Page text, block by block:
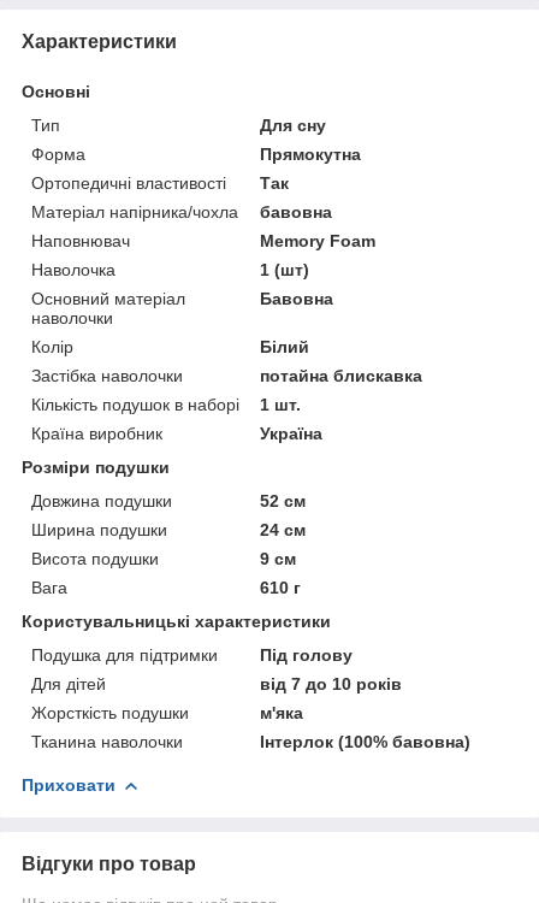
Характеристики
Основні
Тип
Для сну
Форма
Прямокутна
Ортопедичні властивості
Так
Матеріал напірника/чохла
бавовна
Наповнювач
Memory Foam
Наволочка
1 (шт)
Основний матеріал
наволочки
Бавовна
Колір
Білий
Застібка наволочки
потайна блискавка
Кількість подушок в наборі
1 шт.
Країна виробник
Україна
Розміри подушки
Довжина подушки
52 см
Ширина подушки
24 см
Висота подушки
9 см
Вага
610 г
Користувальницькі характеристики
Подушка для підтримки
Під голову
Для дітей
від 7 до 10 років
Жорсткість подушки
м'яка
Тканина наволочки
Інтерлок (100% бавовна)
Приховати
Відгуки про товар